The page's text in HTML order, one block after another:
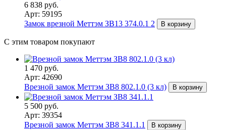
6 838 руб.
Арт: 59195
Замок врезной Меттэм ЗВ13 374.0.1 2
В корзину
С этим товаром покупают
1 470 руб.
Арт: 42690
Врезной замок Меттэм ЗВ8 802.1.0 (3 кл)
В корзину
5 500 руб.
Арт: 39354
Врезной замок Меттэм ЗВ8 341.1.1
В корзину